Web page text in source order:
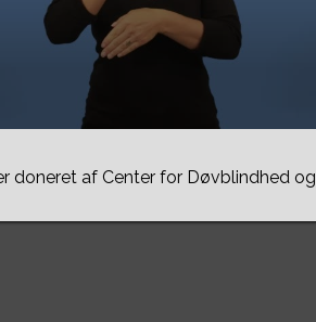
doneret af Center for Døvblindhed og